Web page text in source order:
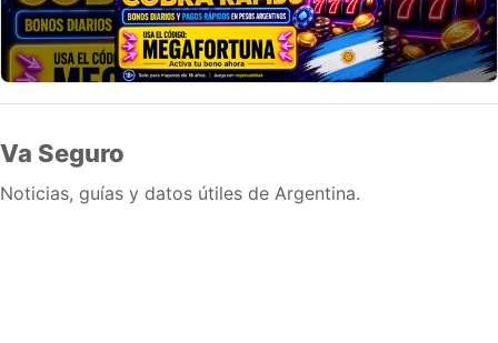
Va Seguro
Noticias, guías y datos útiles de Argentina.